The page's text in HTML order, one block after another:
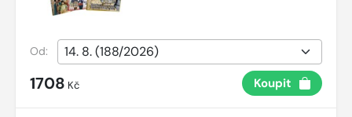
Od:
1708 Kč Koupit